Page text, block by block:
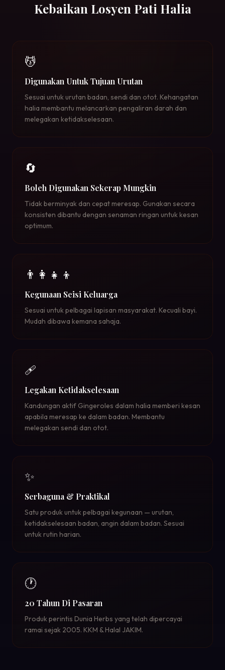
Kebaikan Losyen Pati Halia
💆
Digunakan Untuk Tujuan Urutan
Sesuai untuk urutan badan, sendi dan otot. Kehangatan
halia membantu melancarkan pengaliran darah dan
melegakan ketidakselesaan.
🔄
Boleh Digunakan Sekerap Mungkin
Tidak berminyak dan cepat meresap. Gunakan secara
konsisten dibantu dengan senaman ringan untuk kesan
optimum.
👨‍👩‍👧‍👦
Kegunaan Seisi Keluarga
Sesuai untuk pelbagai lapisan masyarakat. Kecuali bayi.
Mudah dibawa kemana sahaja.
🩹
Legakan Ketidakselesaan
Kandungan aktif Gingeroles dalam halia memberi kesan
apabila meresap ke dalam badan. Membantu
melegakan sendi dan otot.
✨
Serbaguna & Praktikal
Satu produk untuk pelbagai kegunaan — urutan,
ketidakselesaan badan, angin dalam badan. Sesuai
untuk rutin harian.
🕐
20 Tahun Di Pasaran
Produk perintis Dunia Herbs yang telah dipercayai
ramai sejak 2005. KKM & Halal JAKIM.